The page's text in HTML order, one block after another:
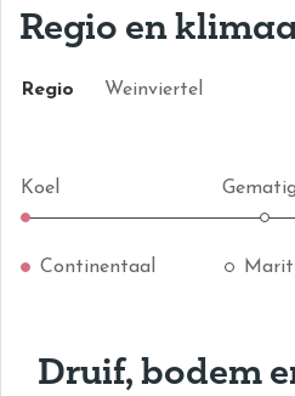
Regio en
Regio Weinviertel
Koel
Continentaal
Druif, bodem